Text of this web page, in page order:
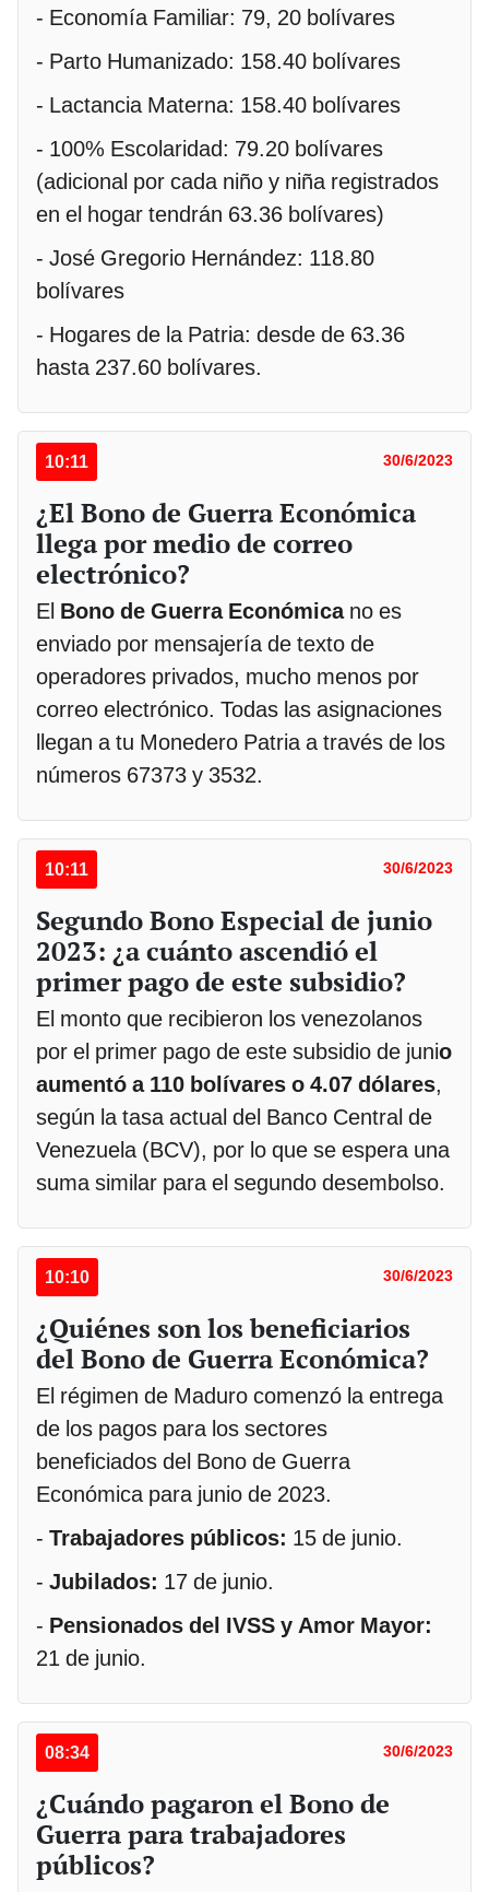
- Economía Familiar: 79, 20 bolívares
- Parto Humanizado: 158.40 bolívares
- Lactancia Materna: 158.40 bolívares
- 100% Escolaridad: 79.20 bolívares
(adicional por cada niño y niña registrados
en el hogar tendrán 63.36 bolívares)
- José Gregorio Hernández: 118.80
bolívares
- Hogares de la Patria: desde de 63.36
hasta 237.60 bolívares.
10:11 30/6/2023
¿El Bono de Guerra Económica
llega por medio de correo
electrónico?
El Bono de Guerra Económica no es
enviado por mensajería de texto de
operadores privados, mucho menos por
correo electrónico. Todas las asignaciones
llegan a tu Monedero Patria a través de los
números 67373 y 3532.
10:11 30/6/2023
Segundo Bono Especial de junio
2023: ¿a cuánto ascendió el
primer pago de este subsidio?
El monto que recibieron los venezolanos
por el primer pago de este subsidio de junio
aumentó a 110 bolívares o 4.07 dólares,
según la tasa actual del Banco Central de
Venezuela (BCV), por lo que se espera una
suma similar para el segundo desembolso.
10:10 30/6/2023
¿Quiénes son los beneficiarios
del Bono de Guerra Económica?
El régimen de Maduro comenzó la entrega
de los pagos para los sectores
beneficiados del Bono de Guerra
Económica para junio de 2023.
- Trabajadores públicos: 15 de junio.
- Jubilados: 17 de junio.
- Pensionados del IVSS y Amor Mayor:
21 de junio.
08:34 30/6/2023
¿Cuándo pagaron el Bono de
Guerra para trabajadores
públicos?